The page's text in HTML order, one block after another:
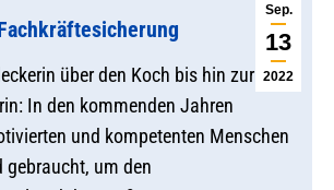
Sep.
13
2022
über den Koch bis hin zur
In den kommenden Jahren
und kompetenten Menschen
gebraucht, um den